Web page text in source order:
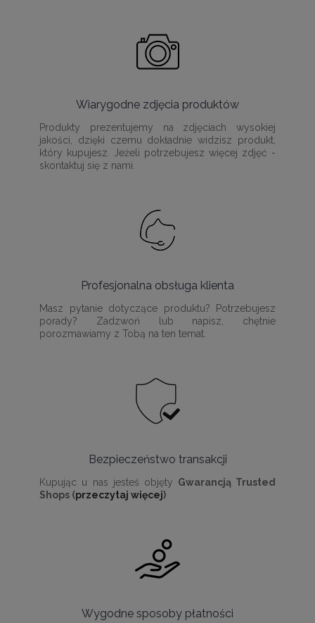
Wiarygodne zdjęcia produktów
Produkty prezentujemy na zdjęciach wysokiej
jakości, dzięki czemu dokładnie widzisz produkt,
który kupujesz. Jeżeli potrzebujesz więcej zdjęć -
skontaktuj się z nami.
Profesjonalna obsługa klienta
Masz pytanie dotyczące produktu? Potrzebujesz
porady? Zadzwoń lub napisz, chętnie
porozmawiamy z Tobą na ten temat.
Bezpieczeństwo transakcji
Kupując u nas jesteś objęty Gwarancją Trusted
Shops (przeczytaj więcej)
Wygodne sposoby płatności